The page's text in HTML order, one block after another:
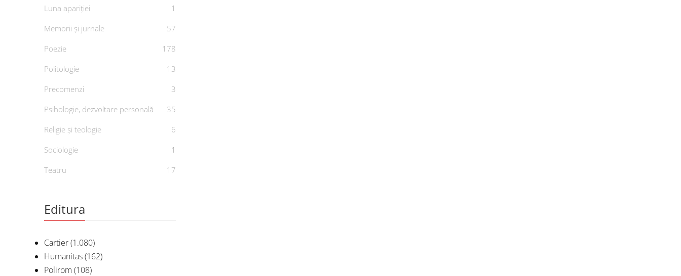
Luna apariției
1
Memorii și jurnale
57
Poezie
178
Politologie
13
Precomenzi
3
Psihologie, dezvoltare personală
35
Religie și teologie
6
Sociologie
1
Teatru
17
Editura
Cartier(1.080)
Humanitas(162)
Polirom (108)